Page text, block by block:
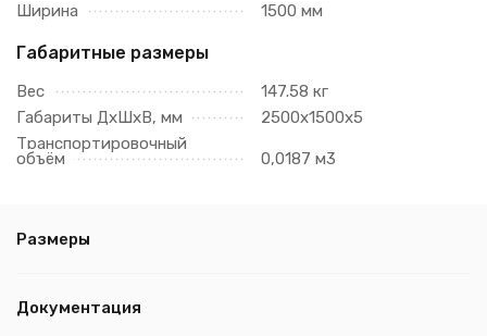
Ширина
1500 мм
Габаритные размеры
Вес
147.58 кг
Габариты ДхШхВ, мм
2500х1500х5
Транспортировочный
объём 0,0187 м3
Размеры
Документация